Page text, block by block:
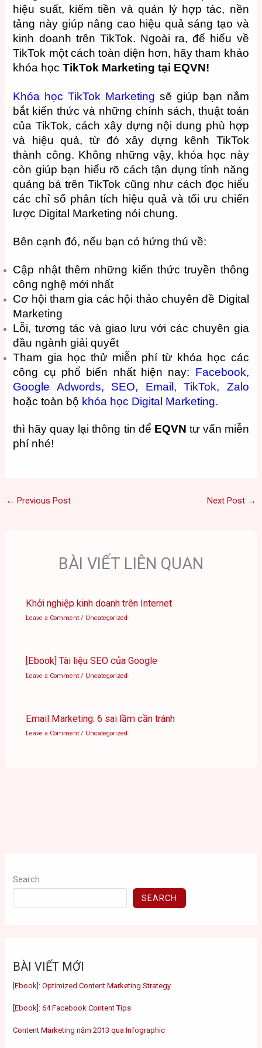
hiệu suất, kiếm tiền và quản lý hợp tác, nền
tảng này giúp nâng cao hiệu quả sáng tạo và
kinh doanh trên TikTok. Ngoài ra, để hiểu về
TikTok một cách toàn diện hơn, hãy tham khảo
khóa họcTikTok Marketing tại EQVN!
Khóa học TikTok Marketing sẽ giúp bạn nắm
bắt kiến ​​thức và những chính sách, thuật toán
của TikTok, cách xây dựng nội dung phù hợp
và hiệu quả, từ đó xây dựng kênh TikTok
thành công. Không những vậy, khóa học này
còn giúp bạn hiểu rõ cách tận dụng tính năng
quảng bá trên TikTok cũng như cách đọc hiểu
các chỉ số phân tích hiệu quả và tối ưu chiến
lược Digital Marketing nói chung.
Bên cạnh đó, nếu bạn có hứng thú về:
Cập nhật thêm những kiến ​​thức truyền thông
công nghệ mới nhất
Cơ hội tham gia các hội thảo chuyên đề Digital
Marketing
Lỗi, tương tác và giao lưu với các chuyên gia
đầu ngành giải quyết
Tham gia học thử miễn phí từ khóa học các
công cụ phổ biến nhất hiện nay: Facebook,
Google Adwords, SEO, Email, TikTok,
Zalo
hoặc toàn bộ khóa học Digital Marketing.
thì hãy quay lại thông tin để EQVN tư vấn miễn
phí nhé!
← Previous Post Next Post →
BÀI VIẾT LIÊN QUAN
Khởi nghiệp kinh doanh trên Internet
Leave a Comment / Uncategorized
[Ebook] Tài liệu SEO của Google
Leave a Comment / Uncategorized
Email Marketing: 6 sai lầm cần tránh
Leave a Comment / Uncategorized
Search
SEARCH
BÀI VIẾT MỚI
[Ebook]: Optimized Content Marketing Strategy
[Ebook]: 64 Facebook Content Tips
Content Marketing năm 2013 qua Infographic